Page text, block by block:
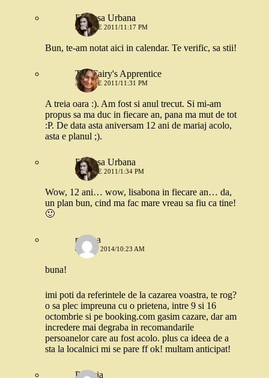
Printesa Urbana
20 IULIE 2011/11:17 PM
Bun, te-am notat aici in calendar. Te verific, sa stii!
The Fairy's Apprentice
20 IULIE 2011/11:31 PM
A treia oara :). Am fost si anul trecut. Si mi-am
propus sa ma duc in fiecare an, pana ma mut de tot
:P. De data asta aniversam 12 ani de mariaj acolo,
asta e planul ;).
Printesa Urbana
21 IULIE 2011/1:34 PM
Wow, 12 ani… wow, lisabona in fiecare an… da,
un plan bun, cind ma fac mare vreau sa fiu ca tine!
🙂
roxana
8 IULIE 2014/10:23 AM
buna!
imi poti da referintele de la cazarea voastra, te rog?
o sa plec impreuna cu o prietena, intre 9 si 16
octombrie si pe booking.com gasim cazare, dar am
incredere mai degraba in recomandarile
persoanelor care au fost acolo. plus ca ideea de a
sta la localnici mi se pare ff ok! multam anticipat!
Patricia